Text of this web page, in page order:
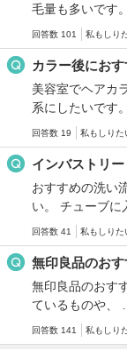
毛量も多いです
回答数 101 私もしり
カラー後にお
美容室でヘアカ
系にしたいです
回答数 19 私もしりた
インバストリー
おすすめの洗い
い。 チューブに
回答数 41 私もしりた
無印良品のお
無印良品のおす
ているものや、 …
回答数 141 私もしり